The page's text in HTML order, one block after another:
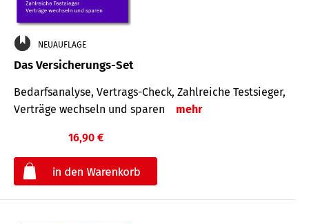
NEUAUFLAGE
Das Versicherungs-Set
Bedarfsanalyse, Vertrags-Check, Zahlreiche Testsieger,
Verträge wechseln und sparen
mehr
16,90 €